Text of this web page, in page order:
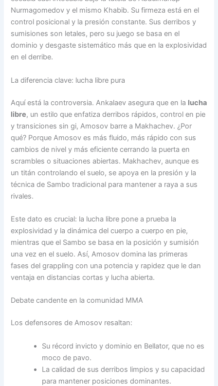
Nurmagomedov y el mismo Khabib. Su firmeza está en el
control posicional y la presión constante. Sus derribos y
sumisiones son letales, pero su juego se basa en el
dominio y desgaste sistemático más que en la explosividad
en el derribe.
La diferencia clave: lucha libre pura
Aquí está la controversia. Ankalaev asegura que en la lucha
libre, un estilo que enfatiza derribos rápidos, control en pie
y transiciones sin gi, Amosov barre a Makhachev. ¿Por
qué? Porque Amosov es más fluido, más rápido con sus
cambios de nivel y más eficiente cerrando la puerta en
scrambles o situaciones abiertas. Makhachev, aunque es
un titán controlando el suelo, se apoya en la presión y la
técnica de Sambo tradicional para mantener a raya a sus
rivales.
Este dato es crucial: la lucha libre pone a prueba la
explosividad y la dinámica del cuerpo a cuerpo en pie,
mientras que el Sambo se basa en la posición y sumisión
una vez en el suelo. Así, Amosov domina las primeras
fases del grappling con una potencia y rapidez que le dan
ventaja en distancias cortas y lucha abierta.
Debate candente en la comunidad MMA
Los defensores de Amosov resaltan:
Su récord invicto y dominio en Bellator, que no es
moco de pavo.
La calidad de sus derribos limpios y su capacidad
para mantener posiciones dominantes.